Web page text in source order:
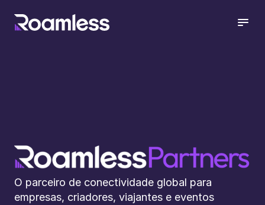
O parceiro de conectividade global para
empresas, criadores, viajantes e eventos